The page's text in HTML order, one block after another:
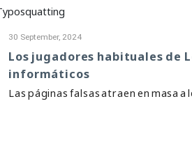
30 September, 2024
Los jugadores habituales de
informáticos
Las páginas falsas atraen en masa